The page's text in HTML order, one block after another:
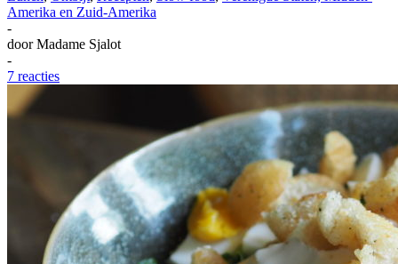
Amerika en Zuid-Amerika
-
doorMadame Sjalot
-
7 reacties